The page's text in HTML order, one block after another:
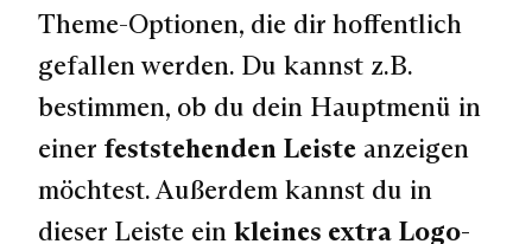
Theme-Optionen, die dir hoffentlich
gefallen werden. Du kannst z.B.
bestimmen, ob du dein Hauptmenü in
einer feststehenden Leiste anzeigen
möchtest. Außerdem kannst du in
dieser Leiste ein kleines extra Logo-